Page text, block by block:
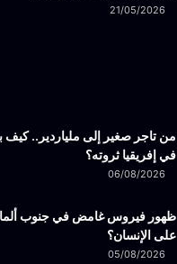
21/05/2026
من تاجر صغير إلى ملياردير..
في إفريقيا ثروته؟
06/08/2026
ظهور فيروس غامض في جنوب
على الإنسان؟
05/08/2026